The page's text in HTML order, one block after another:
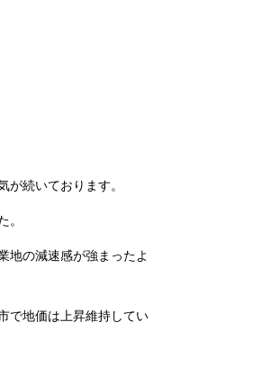
続いております。
。
地の減速感が強まったよ
で地価は上昇維持してい